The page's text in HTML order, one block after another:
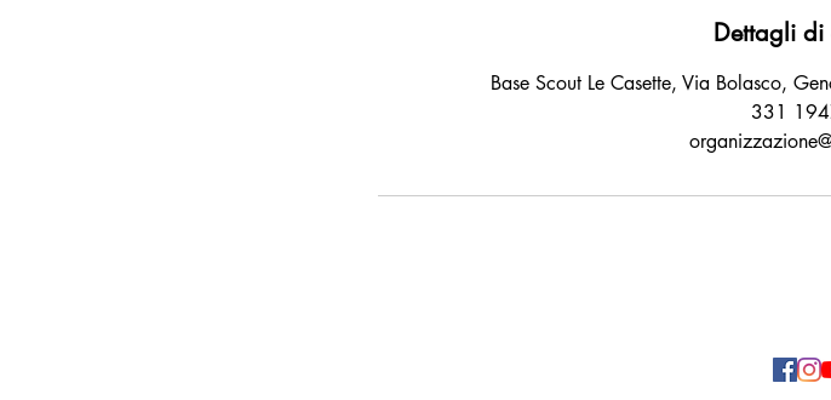
Dettagli di
Base Scout Le Casette, Via Bolasco,
331